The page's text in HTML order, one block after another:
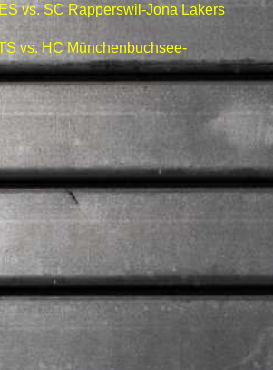
vs. SC Rapperswil-Jona Lakers
vs. HC Münchenbuchsee-